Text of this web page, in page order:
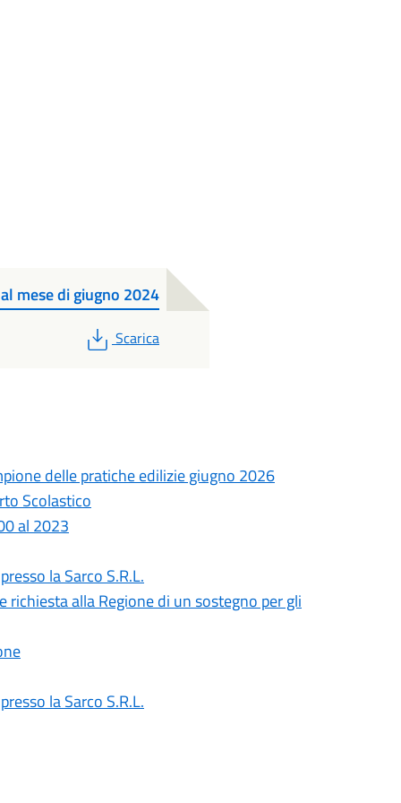
mese di giugno 2024
PDF
Scarica
delle pratiche edilizie giugno 2026
Scolastico
al 2023
la Sarco S.R.L.
richiesta alla Regione di un sostegno per gli
la Sarco S.R.L.